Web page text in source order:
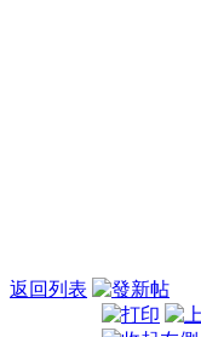
返回列表